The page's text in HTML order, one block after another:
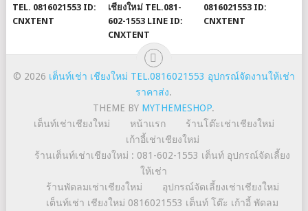
TEL. 0816021553 ID:
CNXTENT
เชียงใหม่ TEL.081-
602-1553 LINE ID:
CNXTENT
0816021553 ID:
CNXTENT
© 2026 เต็นท์เช่า เชียงใหม่ TEL.0816021553 อุปกรณ์จัดงานให้เช่า
ราคาส่ง.
THEME BY MYTHEMESHOP.
เต็นท์เช่าเชียงใหม่
หน้าแรก
ร้านโต๊ะเช่าเชียงใหม่
เก้าอี้เช่าเชียงใหม่
ร้านเต็นท์เช่าเชียงใหม่ : 081-602-1553 เต็นท์ อุปกรณ์จัดเลี้ยง
ให้เช่า
ร้านพัดลมเช่าเชียงใหม่
อุปกรณ์จัดเลี้ยงเช่าเชียงใหม่
เต็นท์เช่า เชียงใหม่ 0816021553 เต็นท์ โต๊ะ เก้าอี้ พัดลม